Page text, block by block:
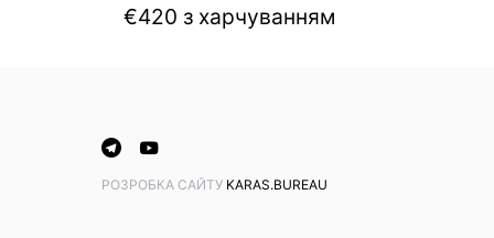
€420 з харчуванням
PОЗРОБКА САЙТУ KARAS.BUREAU